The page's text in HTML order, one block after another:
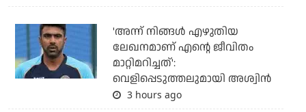
'അന്ന് നിങ്ങള്‍ എഴുതിയ
ലേഖനമാണ് എന്റെ ജീവിതം
മാറ്റിമറിച്ചത്':
വെളിപ്പെടുത്തലുമായി അശ്വിന്‍
3 hours ago